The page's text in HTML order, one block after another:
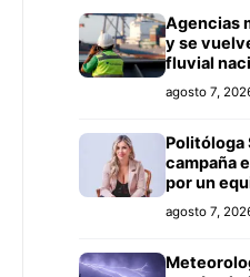
Agencias
y se
fluvial
agosto 7,
Politóloga
campaña
por un
agosto 7,